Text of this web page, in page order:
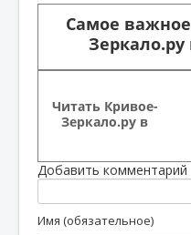
Самое
Зеркало.ру
Читать Кривое-
Зеркало.ру в
Добавить комментарий
Имя (обязательное)